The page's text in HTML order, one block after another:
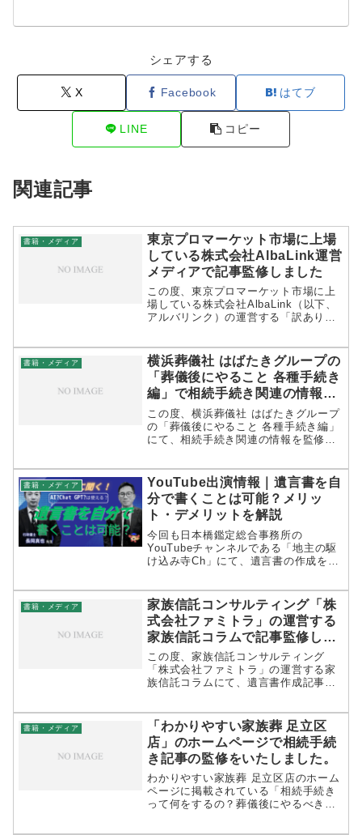
シェアする
X Facebook はてブ
LINE コピー
関連記事
書籍・メディア
東京プロマーケット市場に上場
している株式会社AlbaLink運営
メディアで記事監修しました
この度、東京プロマーケット市場に上
場している株式会社AlbaLink（以下、
アルバリンク）の運営する「訳あり物
成・相続手続きのプロフェッショナル
として監修いたしました。監修記...
書籍・メディア
横浜葬儀社 はばたきグループの
「葬儀後にやること 各種手続き
編」で相続手続き関連の情報を
監修しました
この度、横浜葬儀社 はばたきグループ
の「葬儀後にやること 各種手続き編」
にて、相続手続き関連の情報を監修い
応されています。相続以外の手続きに
ついても掲載されている記事ですの...
書籍・メディア
YouTube出演情報｜遺言書を自
分で書くことは可能？メリッ
ト・デメリットを解説
今回も日本橋鑑定総合事務所の
YouTubeチャンネルである「地主の駆
け込み寺Ch」にて、遺言書の作成を専
分で書く！メリット・デメリットと
は？AIは使えるか？」さて、遺言書
は...
書籍・メディア
家族信託コンサルティング「株
式会社ファミトラ」の運営する
家族信託コラムで記事監修しま
した
この度、家族信託コンサルティング
「株式会社ファミトラ」の運営する家
族信託コラムにて、遺言書作成記事を
い作成のポイントも解説家族信託と任
意後見契約は似て非なる制度ですの
で、...
書籍・メディア
「わかりやすい家族葬 足立区
店」のホームページで相続手続
き記事の監修をいたしました。
わかりやすい家族葬 足立区店のホーム
ページに掲載されている「相続手続き
って何をするの？葬儀後にやるべき相